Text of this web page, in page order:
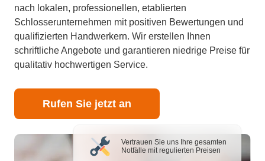
nach lokalen, professionellen, etablierten
Schlosserunternehmen mit positiven Bewertungen und
qualifizierten Handwerkern. Wir erstellen Ihnen
schriftliche Angebote und garantieren niedrige Preise für
qualitativ hochwertigen Service.
Rufen Sie jetzt an
Vertrauen Sie uns Ihre gesamten
Notfälle mit regulierten Preisen